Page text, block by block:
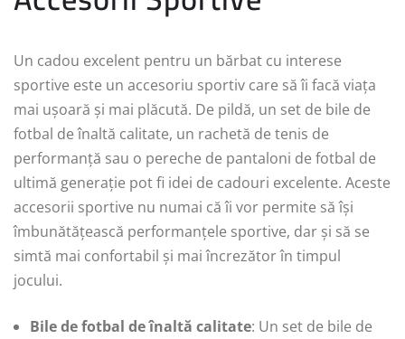
Un cadou excelent pentru un bărbat cu interese
sportive este un accesoriu sportiv care să îi facă viața
mai ușoară și mai plăcută. De pildă, un set de bile de
fotbal de înaltă calitate, un rachetă de tenis de
performanță sau o pereche de pantaloni de fotbal de
ultimă generație pot fi idei de cadouri excelente. Aceste
accesorii sportive nu numai că îi vor permite să își
îmbunătățească performanțele sportive, dar și să se
simtă mai confortabil și mai încrezător în timpul
jocului.
Bile de fotbal de înaltă calitate: Un set de bile de